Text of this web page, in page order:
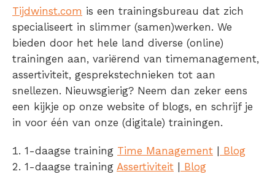
Tijdwinst.com is een trainingsbureau dat zich
specialiseert in slimmer (samen)werken. We
bieden door het hele land diverse (online)
trainingen aan, variërend van timemanagement,
assertiviteit, gesprekstechnieken tot aan
snellezen. Nieuwsgierig? Neem dan zeker eens
een kijkje op onze website of blogs, en schrijf je
in voor één van onze (digitale) trainingen.
1-daagse training Time Management
Blog
1-daagse training Assertiviteit
Blog